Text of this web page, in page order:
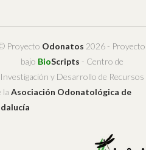
Proyecto Odonatos 2026 - Proyecto
bajo BioScripts - Centro de
Investigación y Desarrollo de Recursos
la Asociación Odonatológica de